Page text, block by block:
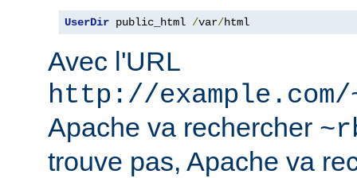
UserDir public_html /var/html
Avec l'URL
http://
Apache va rechercher
trouve pas, Apache va